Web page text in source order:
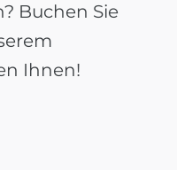
Buchen Sie
Ihnen!